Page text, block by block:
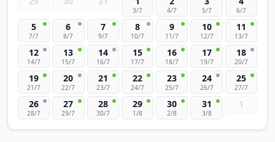
3/7 4/7 5/7 6/7
5
7/7
6
8/7
7
9/7
8
10/7
9
11/7
10
12/7
11
13/7
12
14/7
13
15/7
14
16/7
15
17/7
16
18/7
17
19/7
18
20/7
19
21/7
20
22/7
21
23/7
22
24/7
23
25/7
24
26/7
25
27/7
26
28/7
27
29/7
28
30/7
29
1/8
30
2/8
31
3/8
1